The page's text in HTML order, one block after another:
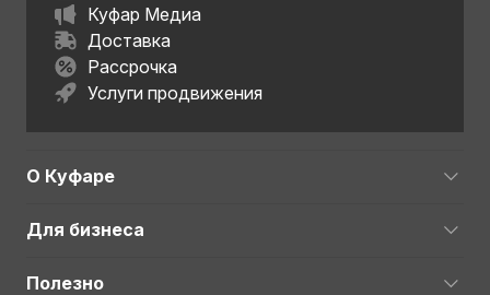
Куфар Медиа
Доставка
Рассрочка
Услуги продвижения
О Куфаре
Для бизнеса
Полезно